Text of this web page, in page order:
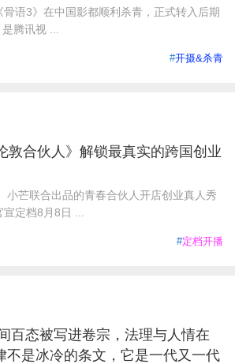
语3》在中国影都顺利杀青，正式转入后期
腾讯视 ...
#开摄&杀青
敦合伙人》解锁最真实的跨国创业
小芒联合出品的青春合伙人开店创业真人秀
定档8月8日 ...
#定档开播
百态被写进卷宗，法理与人情在
不是冰冷的条文，它是一代又一代